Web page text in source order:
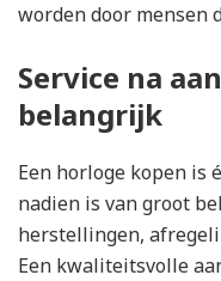
worden door mensen
Service na
belangrijk
Een horloge kopen is
nadien is van groot
herstellingen,
Een kwaliteitsvolle